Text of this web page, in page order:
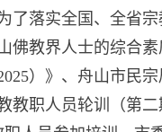
了落实全国、全省
佛教界人士的综合
）》、舟山市民
教职人员轮训（第